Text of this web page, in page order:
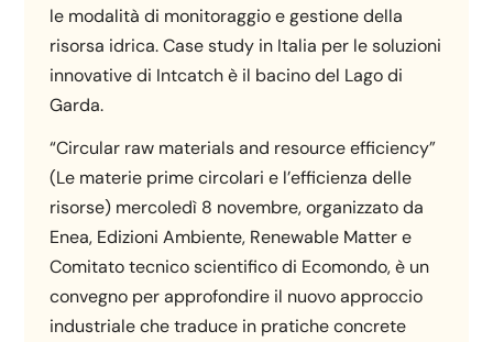
le modalità di monitoraggio e gestione della
risorsa idrica. Case study in Italia per le soluzioni
innovative di Intcatch è il bacino del Lago di
Garda.
“Circular raw materials and resource efficiency”
(Le materie prime circolari e l’efficienza delle
risorse) mercoledì 8 novembre, organizzato da
Enea, Edizioni Ambiente, Renewable Matter e
Comitato tecnico scientifico di Ecomondo, è un
convegno per approfondire il nuovo approccio
industriale che traduce in pratiche concrete